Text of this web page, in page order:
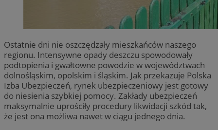
Ostatnie dni nie oszczędzały mieszkańców naszego
regionu. Intensywne opady deszczu spowodowały
podtopienia i gwałtowne powodzie w województwach
dolnośląskim, opolskim i śląskim. Jak przekazuje Polska
Izba Ubezpieczeń, rynek ubezpieczeniowy jest gotowy
do niesienia szybkiej pomocy. Zakłady ubezpieczeń
maksymalnie uprościły procedury likwidacji szkód tak,
że jest ona możliwa nawet w ciągu jednego dnia.